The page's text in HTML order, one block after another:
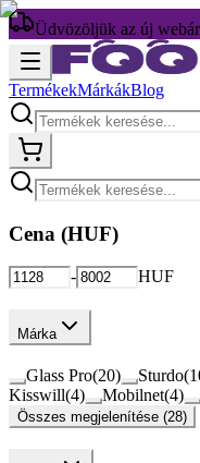
Üdvözöljük az új
TermékekMárkákBlog
Cena (HUF)
- HUF
Márka
Glass Pro(20) Sturdo(
Kisswill(4) Mobilnet(4)
Összes megjelenítése (28)